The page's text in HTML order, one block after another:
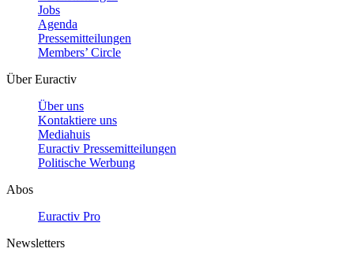
Jobs
Agenda
Pressemitteilungen
Members’ Circle
Über Euractiv
Über uns
Kontaktiere uns
Mediahuis
Euractiv Pressemitteilungen
Politische Werbung
Abos
Euractiv Pro
Newsletters